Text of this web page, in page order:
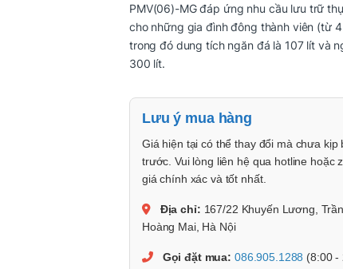
PMV(06)-MG đáp ứng nhu cầu lưu trữ
cho những gia đình đông thành viên (từ
trong đó dung tích ngăn đá là 107 lít và
300 lít.
Lưu ý mua hàng
Giá hiện tại có thể thay đổi mà chưa kịp
trước. Vui lòng liên hệ qua hotline hoặc
giá chính xác và tốt nhất.
Địa chỉ: 167/22 Khuyến Lương, Trần
Hoàng Mai, Hà Nội
Gọi đặt mua: 086.905.1288 (8:00 -